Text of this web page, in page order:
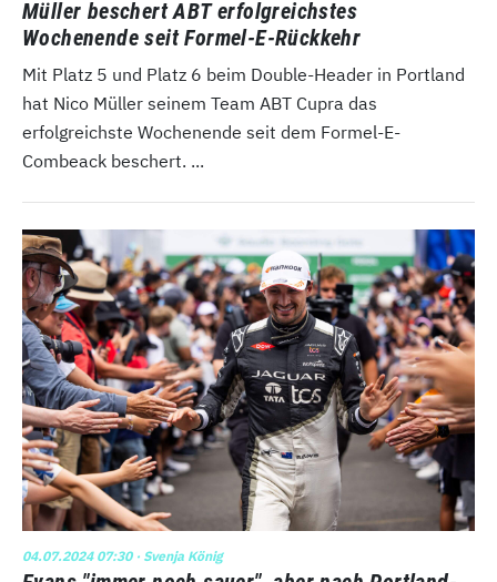
Müller beschert ABT erfolgreichstes
Wochenende seit Formel-E-Rückkehr
Mit Platz 5 und Platz 6 beim Double-Header in Portland
hat Nico Müller seinem Team ABT Cupra das
erfolgreichste Wochenende seit dem Formel-E-
Combeack beschert. ...
04.07.2024 07:30· Svenja König